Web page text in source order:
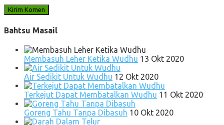
Bahtsu Masail
Membasuh Leher Ketika Wudhu 13 Okt 2020
Air Sedikit Untuk Wudhu 12 Okt 2020
Terkejut Dapat Membatalkan Wudhu 11 Okt 2020
Goreng Tahu Tanpa Dibasuh 10 Okt 2020